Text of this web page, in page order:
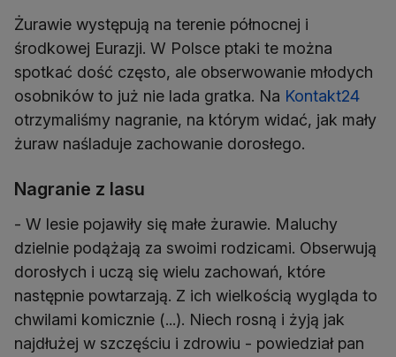
Żurawie występują na terenie północnej i
środkowej Eurazji. W Polsce ptaki te można
spotkać dość często, ale obserwowanie młodych
osobników to już nie lada gratka. Na Kontakt24
otrzymaliśmy nagranie, na którym widać, jak mały
żuraw naśladuje zachowanie dorosłego.
Nagranie z lasu
- W lesie pojawiły się małe żurawie. Maluchy
dzielnie podążają za swoimi rodzicami. Obserwują
dorosłych i uczą się wielu zachowań, które
następnie powtarzają. Z ich wielkością wygląda to
chwilami komicznie (...). Niech rosną i żyją jak
najdłużej w szczęściu i zdrowiu - powiedział pan